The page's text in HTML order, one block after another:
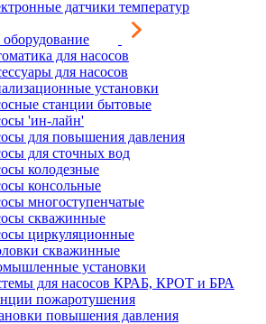
датчики температур
для насосов
для насосов
установки
станции бытовые
'ин-лайн'
для повышения давления
для сточных вод
колодезные
консольные
многоступенчатые
скважинные
циркуляционные
скважинные
установки
для насосов КРАБ, КРОТ и БРА
пожаротушения
повышения давления